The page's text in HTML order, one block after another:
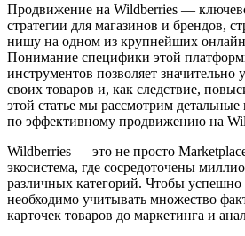
Продвижение на Wildberries —
стратегии для магазинов и брендов,
нишу на одном из крупнейших
Понимание специфики этой
инструментов позволяет значительно
своих товаров и, как следствие,
этой статье мы рассмотрим
по эффективному продвижению на
Wildberries — это не просто
экосистема, где сосредоточены
различных категорий. Чтобы успешно
необходимо учитывать множество
карточек товаров до маркетинга и